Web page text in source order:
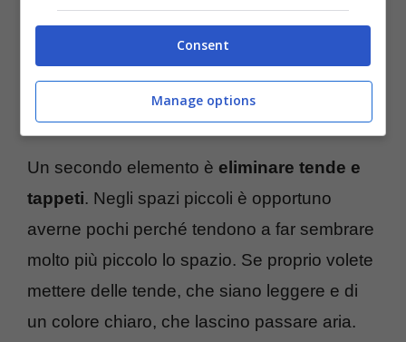
Sapevi che anche una casa piccola può sembrare più grande
Un secondo elemento è eliminare tende e
tappeti. Negli spazi piccoli è opportuno
averne pochi perché tendono a far sembrare
molto più piccolo lo spazio. Se proprio volete
mettere delle tende, che siano leggere e di
un colore chiaro, che lascino passare aria.
Consent
Manage options